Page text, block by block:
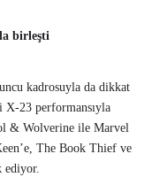
birleşti
kadrosuyla da dikkat
23 performansıyla
& Wolverine ile Marvel
The Book Thief ve
ediyor.